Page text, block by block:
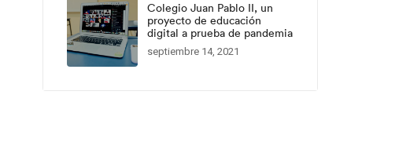
Colegio Juan Pablo II, un
proyecto de educación
digital a prueba de pandemia
septiembre 14, 2021